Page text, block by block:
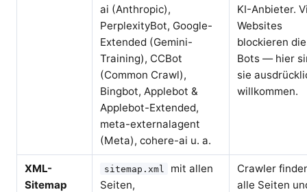
ai (Anthropic),
PerplexityBot, Google-
Extended (Gemini-
Training), CCBot
(Common Crawl),
Bingbot, Applebot &
Applebot-Extended,
meta-externalagent
(Meta), cohere-ai u. a.
KI-Anbieter.
Websites
blockieren
Bots — hier
sie
willkommen.
XML-
Sitemap
sitemap.xml
mit allen
Seiten,
Crawler
alle Seiten